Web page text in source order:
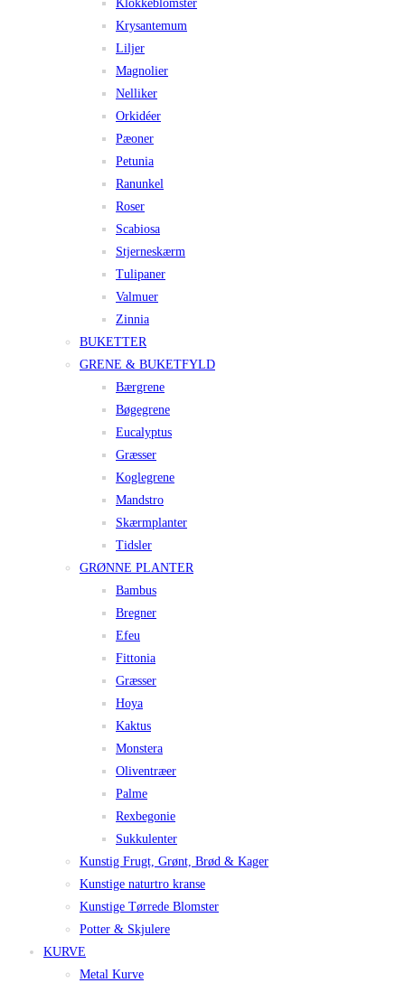
Klokkeblomster
Krysantemum
Liljer
Magnolier
Nelliker
Orkidéer
Pæoner
Petunia
Ranunkel
Roser
Scabiosa
Stjerneskærm
Tulipaner
Valmuer
Zinnia
BUKETTER
GRENE & BUKETFYLD
Bærgrene
Bøgegrene
Eucalyptus
Græsser
Koglegrene
Mandstro
Skærmplanter
Tidsler
GRØNNE PLANTER
Bambus
Bregner
Efeu
Fittonia
Græsser
Hoya
Kaktus
Monstera
Oliventræer
Palme
Rexbegonie
Sukkulenter
Kunstig Frugt, Grønt, Brød & Kager
Kunstige naturtro kranse
Kunstige Tørrede Blomster
Potter & Skjulere
KURVE
Metal Kurve